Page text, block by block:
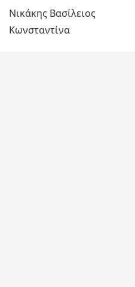
Νικάκης
Κωνσταντίνα